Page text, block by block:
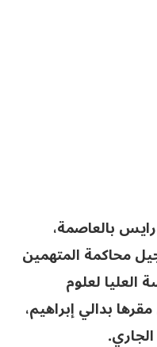
بالعاصمة،
محاكمة المتهمين
لعلوم
بدالي إبراهيم،